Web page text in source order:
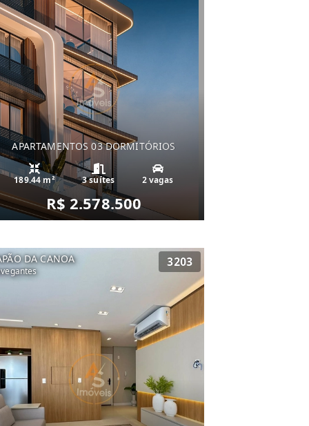
APARTAMENTOS 03 DORMITÓRIOS
189.44 m² 3 suítes 2 vagas
R$ 2.578.500
DA CANOA 3203